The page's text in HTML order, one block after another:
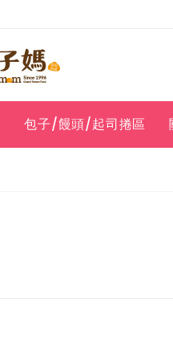
包子/饅頭/起司捲區